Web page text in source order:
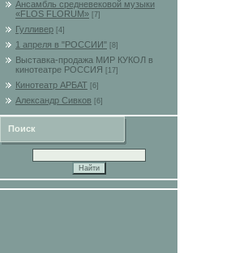
Ансамбль средневековой музыки
«FLOS FLORUM» [7]
Гулливер [4]
1 апреля в "РОССИИ" [8]
Выставка-продажа МИР КУКОЛ в
кинотеатре РОССИЯ
[17]
Кинотеатр АРБАТ [6]
Александр Сивков [6]
Поиск